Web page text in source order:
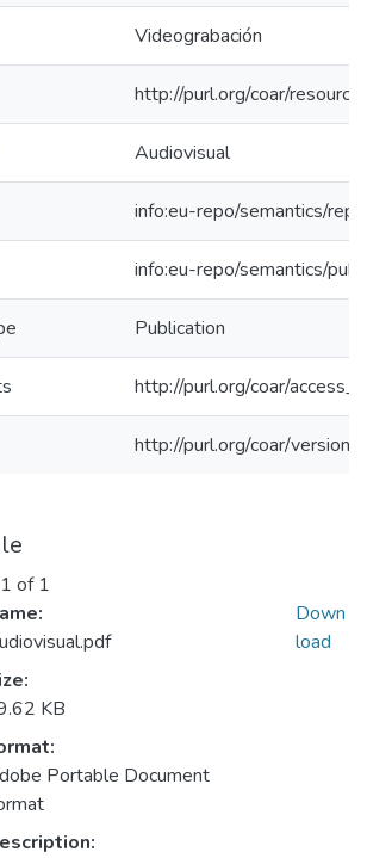
Videograbación
http://purl.org/coar/
Audiovisual
info:eu-repo/semantics/
info:eu-repo/semantics/
Publication
http://purl.org/coar/
http://purl.org/coar/
of 1
KB
Portable Document
Down
load